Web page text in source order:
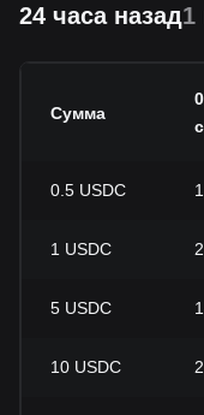
24 часа назад1
Сумма
0.5 USDC
1 USDC
5 USDC
10 USDC